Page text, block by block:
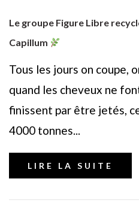
Le groupe Figure Libre
Capillum
Tous les jours on coupe,
quand les cheveux ne
finissent par être jetés,
4000 tonnes...
LIRE LA SUITE